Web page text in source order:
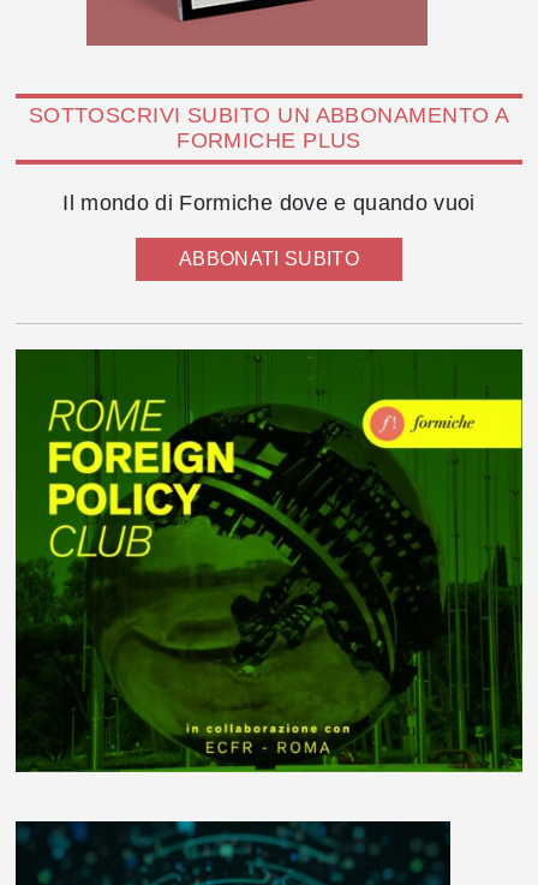
SOTTOSCRIVI SUBITO UN ABBONAMENTO A
FORMICHE PLUS
Il mondo di Formiche dove e quando vuoi
ABBONATI SUBITO